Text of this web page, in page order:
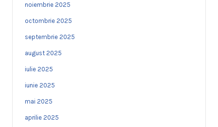
noiembrie 2025
octombrie 2025
septembrie 2025
august 2025
iulie 2025
iunie 2025
mai 2025
aprilie 2025